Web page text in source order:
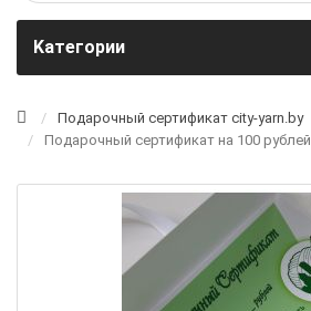
Kатегории
Подарочный сертификат city-yarn.by
Подарочный сертификат на 100 рублей